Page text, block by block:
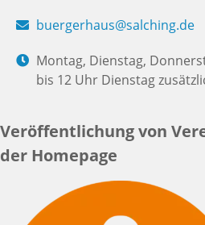
buergerhaus@salching.de
Montag, Dienstag,
bis 12 Uhr Dienstag
Veröffentlichung von
der Homepage